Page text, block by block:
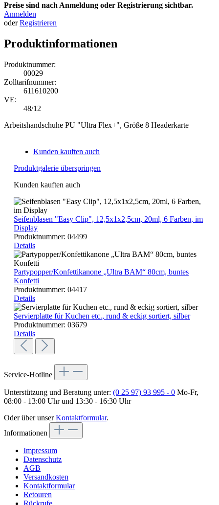
Preise sind nach Anmeldung oder Registrierung sichtbar.
Anmelden
oderRegistrieren
Produktinformationen
Produktnummer:
00029
Zolltarifnummer:
611610200
VE:
48/12
Arbeitshandschuhe PU "Ultra Flex+", Größe 8 Headerkarte
Kunden kauften auch
Produktgalerie überspringen
Kunden kauften auch
Seifenblasen "Easy Clip", 12,5x1x2,5cm, 20ml, 6 Farben, im
Display
Produktnummer: 04499
Details
Partypopper/Konfettikanone „Ultra BAM“ 80cm, buntes
Konfetti
Produktnummer: 04417
Details
Servierplatte für Kuchen etc., rund & eckig sortiert, silber
Produktnummer: 03679
Details
Service-Hotline
Unterstützung und Beratung unter: (0 25 97) 93 995 - 0 Mo-Fr,
08:00 - 13:00 Uhr und 13:30 - 16:30 Uhr
Oder über unserKontaktformular.
Informationen
Impressum
Datenschutz
AGB
Versandkosten
Kontaktformular
Retouren
Rückrufe